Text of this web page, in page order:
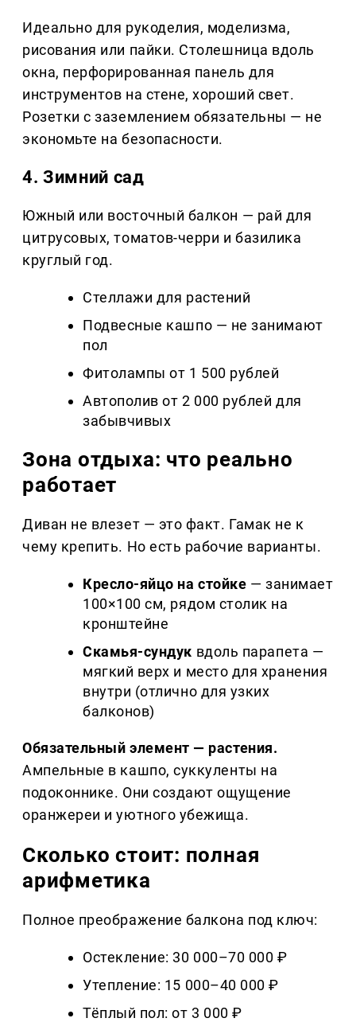
Идеально для рукоделия, моделизма,
рисования или пайки. Столешница вдоль
окна, перфорированная панель для
инструментов на стене, хороший свет.
Розетки с заземлением обязательны — не
экономьте на безопасности.
4. Зимний сад
Южный или восточный балкон — рай для
цитрусовых, томатов-черри и базилика
круглый год.
Стеллажи для растений
Подвесные кашпо — не занимают
пол
Фитолампы от 1 500 рублей
Автополив от 2 000 рублей для
забывчивых
Зона отдыха: что реально
работает
Диван не влезет — это факт. Гамак не к
чему крепить. Но есть рабочие варианты.
Кресло-яйцо на стойке — занимает
100×100 см, рядом столик на
кронштейне
Скамья-сундук вдоль парапета —
мягкий верх и место для хранения
внутри (отлично для узких
балконов)
Обязательный элемент — растения.
Ампельные в кашпо, суккуленты на
подоконнике. Они создают ощущение
оранжереи и уютного убежища.
Сколько стоит: полная
арифметика
Полное преображение балкона под ключ:
Остекление: 30 000–70 000 ₽
Утепление: 15 000–40 000 ₽
Тёплый пол: от 3 000 ₽